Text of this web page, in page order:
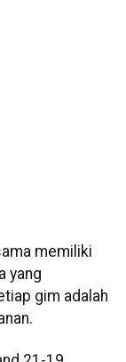
memiliki
yang
gim adalah